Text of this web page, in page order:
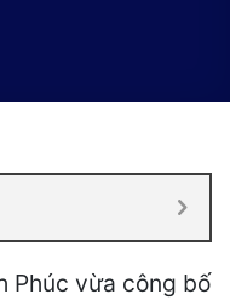
Phúc vừa công bố